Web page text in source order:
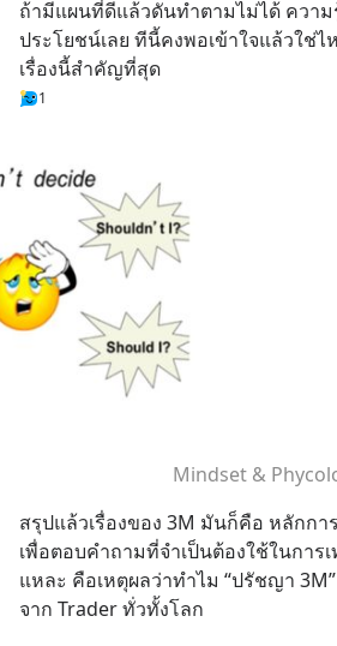
ถ้ามีแผนที่ดีแล้วดันทำตามไม่ได้ ควา
ประโยชน์เลย ทีนี้คงพอเข้าใจแล้วใช่ไ
เรื่องนี้สำคัญที่สุด
1
Mindset &
สรุปแล้วเรื่องของ 3M มันก็คือ หลักก
เพื่อตอบคำถามที่จำเป็นต้องใช้ในการ
แหละ คือเหตุผลว่าทำไม “ปรัชญา
จาก Trader ทั่วทั้งโลก